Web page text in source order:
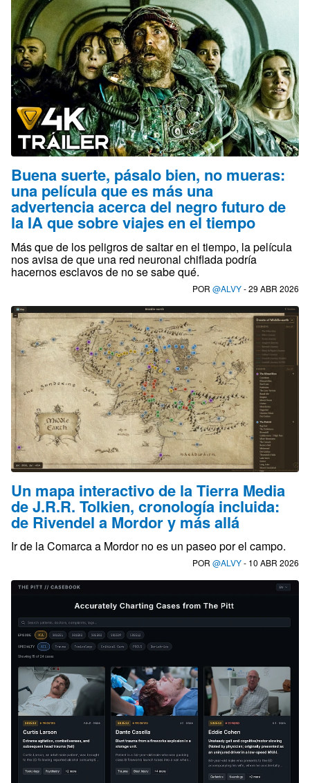
Buena suerte, pásalo bien, no mueras:
una película que es más una
advertencia acerca del negro futuro de
la IA que sobre viajes en el tiempo
Más que de los peligros de saltar en el tiempo, la película
nos avisa de que una red neuronal chiflada podría
hacernos esclavos de no se sabe qué.
POR @ALVY- 29 ABR 2026
Un mapa interactivo de la Tierra Media
de J.R.R. Tolkien, cronología incluida:
de Rivendel a Mordor y más allá
Ir de la Comarca a Mordor no es un paseo por el campo.
POR @ALVY- 10 ABR 2026